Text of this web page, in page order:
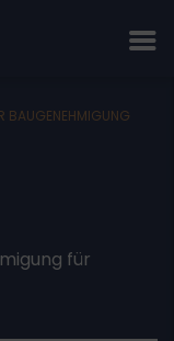
BAUGENEHMIGUNG
für